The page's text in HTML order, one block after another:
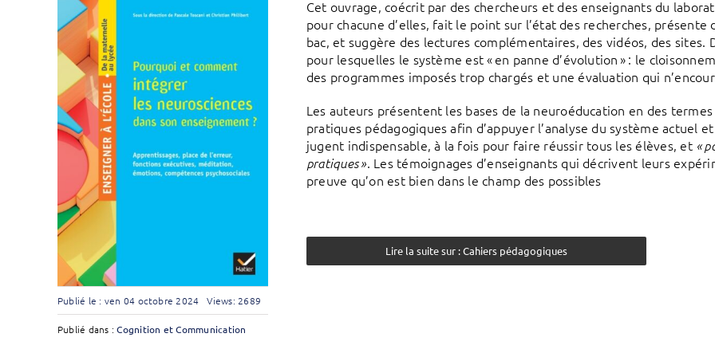
Publié le : ven 04 octobre 2024 Views: 2689
Publié dans :Cognition et Communication
Cet ouvrage, coécrit par des chercheurs et des enseignants du
pour chacune d’elles, fait le point sur l’état des recherches,
bac, et suggère des lectures complémentaires, des vidéos, des sites.
pour lesquelles le système est « en panne d’évolution » : le
des programmes imposés trop chargés et une évaluation qui
Les auteurs présentent les bases de la neuroéducation en des
pratiques pédagogiques afin d’appuyer l’analyse du système actuel
jugent indispensable, à la fois pour faire réussir tous les élèves, et «
pratiques ». Les témoignages d’enseignants qui décrivent leurs
preuve qu’on est bien dans le champ des possibles
Lire la suite sur : Cahiers pédagogiques